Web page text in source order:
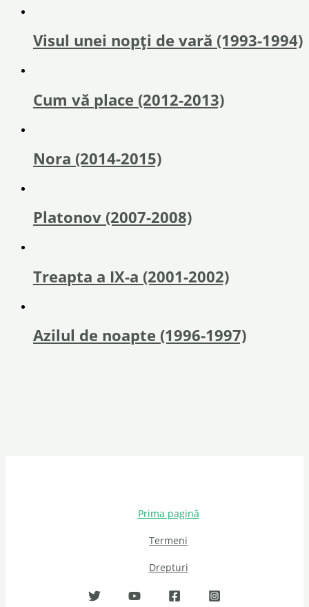
Visul unei nopți de vară (1993-1994)
Cum vă place (2012-2013)
Nora (2014-2015)
Platonov (2007-2008)
Treapta a IX-a (2001-2002)
Azilul de noapte (1996-1997)
Prima pagină
Termeni
Drepturi